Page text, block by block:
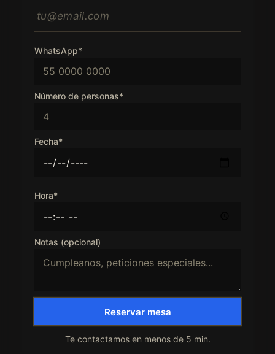
WhatsApp*
Número de personas*
Fecha*
Hora*
Notas (opcional)
Reservar mesa
Te contactamos en menos de 5 min.